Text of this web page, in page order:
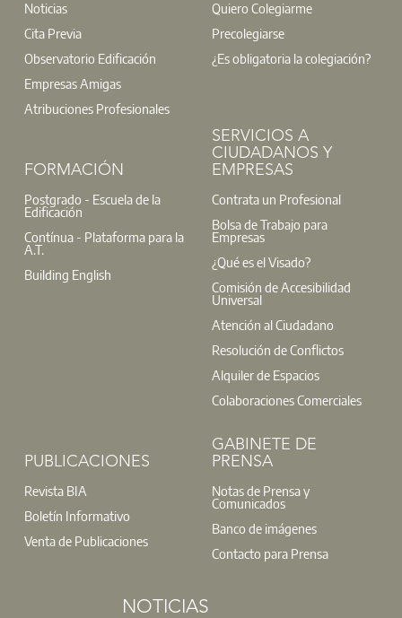
Noticias
Cita Previa
Observatorio Edificación
Empresas Amigas
Atribuciones Profesionales
Quiero Colegiarme
Precolegiarse
¿Es obligatoria la colegiación?
FORMACIÓN
Postgrado - Escuela de la
Edificación
Contínua - Plataforma para la
A.T.
Building English
SERVICIOS A
CIUDADANOS Y
EMPRESAS
Contrata un Profesional
Bolsa de Trabajo para
Empresas
¿Qué es el Visado?
Comisión de Accesibilidad
Universal
Atención al Ciudadano
Resolución de Conflictos
Alquiler de Espacios
Colaboraciones Comerciales
PUBLICACIONES
Revista BIA
Boletín Informativo
Venta de Publicaciones
GABINETE DE
PRENSA
Notas de Prensa y
Comunicados
Banco de imágenes
Contacto para Prensa
NOTICIAS